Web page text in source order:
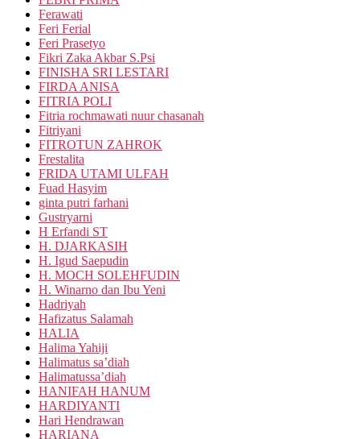
Ferawati
Feri Ferial
Feri Prasetyo
Fikri Zaka Akbar S.Psi
FINISHA SRI LESTARI
FIRDA ANISA
FITRIA POLI
Fitria rochmawati nuur chasanah
Fitriyani
FITROTUN ZAHROK
Frestalita
FRIDA UTAMI ULFAH
Fuad Hasyim
ginta putri farhani
Gustryarni
H Erfandi ST
H. DJARKASIH
H. Igud Saepudin
H. MOCH SOLEHFUDIN
H. Winarno dan Ibu Yeni
Hadriyah
Hafizatus Salamah
HALIA
Halima Yahiji
Halimatus sa’diah
Halimatussa’diah
HANIFAH HANUM
HARDIYANTI
Hari Hendrawan
HARIANA